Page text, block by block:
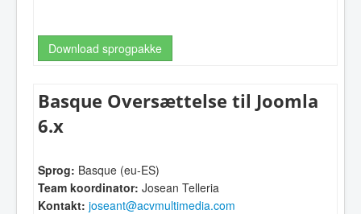
Download sprogpakke
Basque Oversættelse til Joomla
6.x
Sprog: Basque (eu-ES)
Team koordinator: Josean Telleria
Kontakt: joseant@acvmultimedia.com